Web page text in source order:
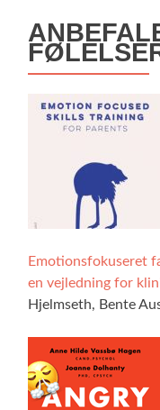
Emotionsfokuseret
en vejledning for
Hjelmseth, Bente